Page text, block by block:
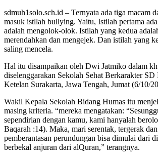
sdmuh1solo.sch.id – Ternyata ada tiga macam
masuk istllah bullying. Yaitu, Istilah pertama
adalah mengolok-olok. Istilah yang kedua
merendahkan dan mengejek. Dan istilah yang
saling mencela.
Hal itu disampaikan oleh Dwi Jatmiko dalam
diselenggarakan Sekolah Sehat Berkarakter SD
Ketelan Surakarta, Jawa Tengah, Jumat (6/10/
Wakil Kepala Sekolah Bidang Humas itu
masing kriteria. “mereka mengatakan:
sependirian dengan kamu, kami hanyalah
Baqarah :14). Maka, mari serentak, tergerak
pemberantasan perundungan bisa dimulai dari
berbekal anjuran dari alQuran,” terangnya.